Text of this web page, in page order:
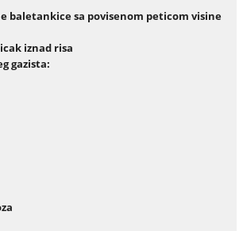
baletankice sa povisenom peticom visine
iznad risa
gazista: